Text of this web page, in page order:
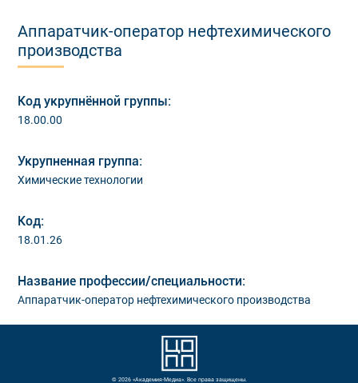
Аппаратчик-оператор нефтехимического
производства
Код укрупнённой группы:
18.00.00
Укрупненная группа:
Химические технологии
Код:
18.01.26
Название профессии/специальности:
Аппаратчик-оператор нефтехимического производства
© 2026 «Академия-Медиа». Все права защищены.